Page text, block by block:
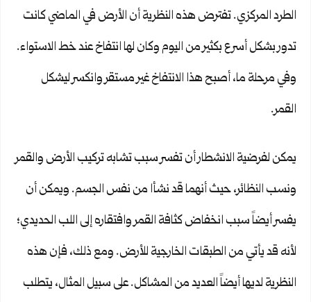
الطرد المركزي. تفترض هذه النظرية أن الأرض في الماضي كانت
تدور بشكل أسرع بكثير من اليوم وكان لها انتفاخ عند خط الاستواء.
وفي مرحلة ما، أصبح هذا الانتفاخ غير مستقر وانكسر ليشكل
القمر.
يمكن لفرضية الانشطار أن تفسر سبب تشابه تركيب الأرض والقمر
ونسب النظائر، حيث أنهما قد نشأا من نفس الجسم. ويمكن أن
يفسر أيضاً سبب انخفاض كثافة القمر وافتقاره إلى اللب الحديدي؛
لأنه قد يأتي من الطبقات الخارجية للأرض. ومع ذلك، فإن هذه
النظرية لديها أيضاً العديد من المشاكل. على سبيل المثال، يتطلب